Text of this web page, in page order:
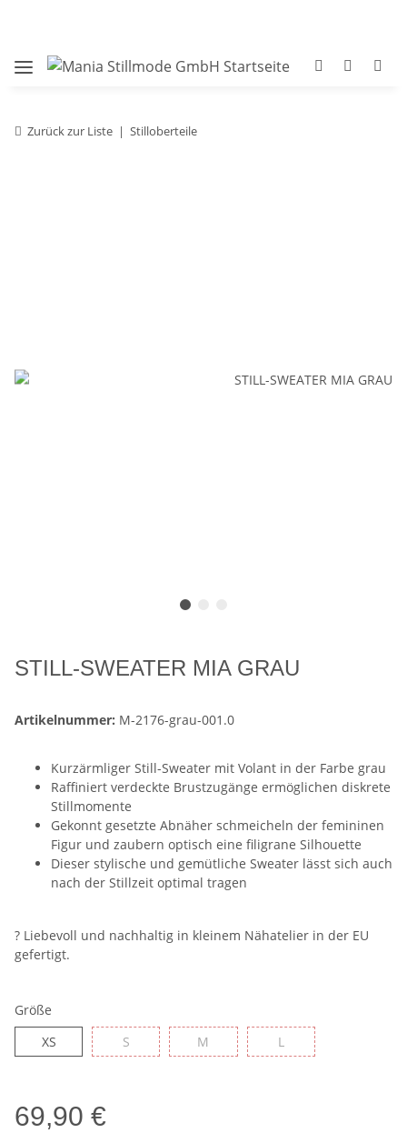
Zurück zur Liste Stilloberteile
STILL-SWEATER MIA GRAU
Artikelnummer: M-2176-grau-001.0
Kurzärmliger Still-Sweater mit Volant in der Farbe grau
Raffiniert verdeckte Brustzugänge ermöglichen diskrete
Stillmomente
Gekonnt gesetzte Abnäher schmeicheln der femininen
Figur und zaubern optisch eine filigrane Silhouette
Dieser stylische und gemütliche Sweater lässt sich auch
nach der Stillzeit optimal tragen
? Liebevoll und nachhaltig in kleinem Nähatelier in der EU
gefertigt.
Größe
XSXS SS M L
69,90 €